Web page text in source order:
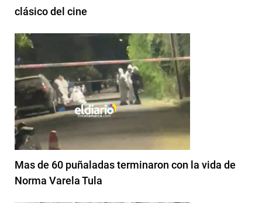
clásico del cine
Mas de 60 puñaladas terminaron con la vida de
Norma Varela Tula